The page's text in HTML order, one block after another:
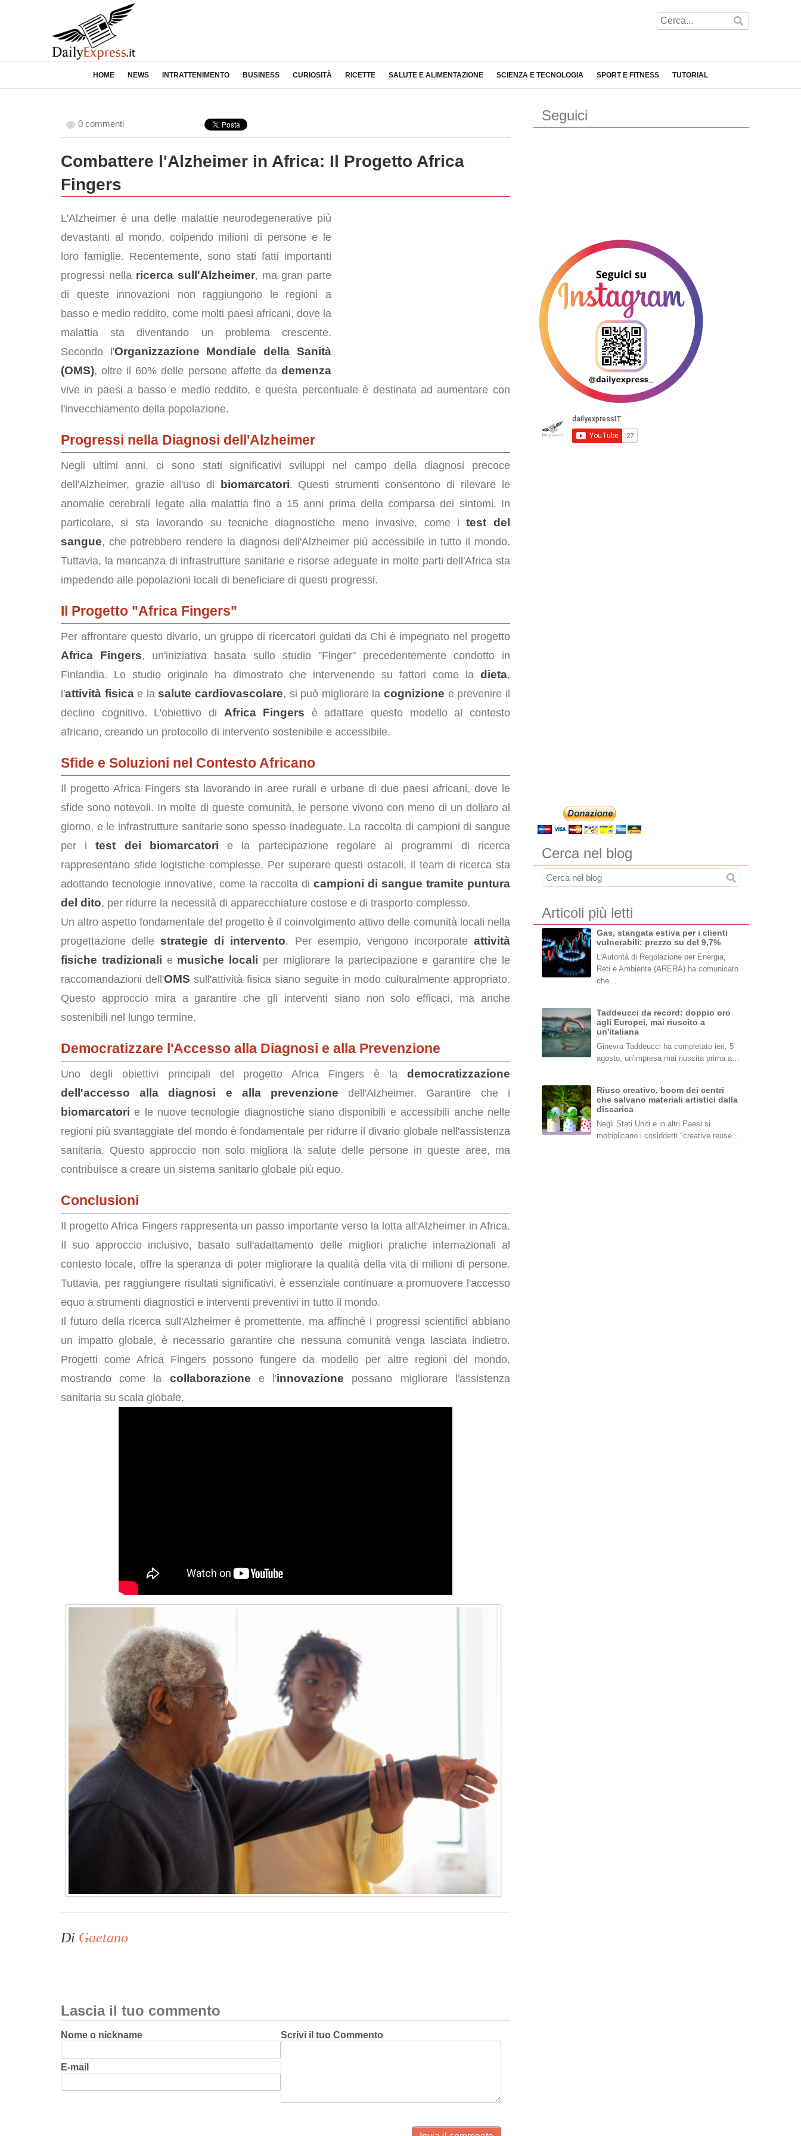
HOME NEWS INTRATTENIMENTO BUSINESS CURIOSITÀ RICETTE SALUTE E ALIMENTAZIONE SCIENZA E TECNOLOGIA SPORT E FITNESS TUTORIAL
0 commenti
Combattere l'Alzheimer in Africa: Il Progetto Africa
Fingers
L'Alzheimer è una delle malattie neurodegenerative più
devastanti al mondo, colpendo milioni di persone e le
loro famiglie. Recentemente, sono stati fatti importanti
progressi nella ricerca sull'Alzheimer, ma gran parte
di queste innovazioni non raggiungono le regioni a
basso e medio reddito, come molti paesi africani, dove la
malattia sta diventando un problema crescente.
Secondo l'Organizzazione Mondiale della Sanità
(OMS), oltre il 60% delle persone affette da demenza
vive in paesi a basso e medio reddito, e questa percentuale è destinata ad aumentare con
l'invecchiamento della popolazione.
Progressi nella Diagnosi dell'Alzheimer
Negli ultimi anni, ci sono stati significativi sviluppi nel campo della diagnosi precoce
dell'Alzheimer, grazie all'uso di
biomarcatori. Questi strumenti consentono di rilevare le
anomalie cerebrali legate alla malattia fino a 15 anni prima della comparsa dei sintomi. In
particolare, si sta lavorando su tecniche diagnostiche meno invasive, come itest del
sangue, che potrebbero rendere la diagnosi dell'Alzheimer più accessibile in tutto il mondo.
Tuttavia, la mancanza di infrastrutture sanitarie e risorse adeguate in molte parti dell'Africa sta
impedendo alle popolazioni locali di beneficiare di questi progressi.
Il Progetto "Africa Fingers"
Per affrontare questo divario, un gruppo di ricercatori guidati da Chi è impegnato nel progetto
Africa Fingers, un'iniziativa basata sullo studio "Finger" precedentemente condotto in
Finlandia. Lo studio originale ha dimostrato che intervenendo su fattori come la dieta,
l'attività fisicae la salute cardiovascolare, si può migliorare lacognizione e prevenire il
declino cognitivo. L'obiettivo di Africa Fingers è adattare questo modello al contesto
africano, creando un protocollo di intervento sostenibile e accessibile.
Sfide e Soluzioni nel Contesto Africano
Il progetto Africa Fingers sta lavorando in aree rurali e urbane di due paesi africani, dove le
sfide sono notevoli. In molte di queste comunità, le persone vivono con meno di un dollaro al
giorno, e le infrastrutture sanitarie sono spesso inadeguate. La raccolta di campioni di sangue
per itest dei biomarcatori e la partecipazione regolare ai programmi di ricerca
rappresentano sfide logistiche complesse. Per superare questi ostacoli, il team di ricerca sta
adottando tecnologie innovative, come la raccolta dicampioni di sangue tramite puntura
del dito, per ridurre la necessità di apparecchiature costose e di trasporto complesso.
Un altro aspetto fondamentale del progetto è il coinvolgimento attivo delle comunità locali nella
progettazione delle strategie di intervento. Per esempio, vengono incorporate attività
fisiche tradizionali e musiche locali per migliorare la partecipazione e garantire che le
raccomandazioni dell'OMS sull'attività fisica siano seguite in modo culturalmente appropriato.
Questo approccio mira a garantire che gli interventi siano non solo efficaci, ma anche
sostenibili nel lungo termine.
Democratizzare l'Accesso alla Diagnosi e alla Prevenzione
Uno degli obiettivi principali del progetto Africa Fingers è la democratizzazione
dell'accesso alla diagnosi e alla prevenzione dell'Alzheimer. Garantire che i
biomarcatori e le nuove tecnologie diagnostiche siano disponibili e accessibili anche nelle
regioni più svantaggiate del mondo è fondamentale per ridurre il divario globale nell'assistenza
sanitaria. Questo approccio non solo migliora la salute delle persone in queste aree, ma
contribuisce a creare un sistema sanitario globale più equo.
Conclusioni
Il progetto Africa Fingers rappresenta un passo importante verso la lotta all'Alzheimer in Africa.
Il suo approccio inclusivo, basato sull'adattamento delle migliori pratiche internazionali al
contesto locale, offre la speranza di poter migliorare la qualità della vita di milioni di persone.
Tuttavia, per raggiungere risultati significativi, è essenziale continuare a promuovere l'accesso
equo a strumenti diagnostici e interventi preventivi in tutto il mondo.
Il futuro della ricerca sull'Alzheimer è promettente, ma affinché i progressi scientifici abbiano
un impatto globale, è necessario garantire che nessuna comunità venga lasciata indietro.
Progetti come Africa Fingers possono fungere da modello per altre regioni del mondo,
mostrando come la collaborazione e l'innovazione possano migliorare l'assistenza
sanitaria su scala globale.
Di Gaetano
Lascia il tuo commento
Nome o nickname
E-mail
Scrivi il tuo Commento
Seguici
Cerca nel blog
Articoli più letti
Gas, stangata estiva per i clienti
vulnerabili: prezzo su del 9,7%
L'Autorità di Regolazione per Energia,
Reti e Ambiente (ARERA) ha comunicato
che…
Taddeucci da record: doppio oro
agli Europei, mai riuscito a
un'italiana
Ginevra Taddeucci ha completato ieri, 5
agosto, un'impresa mai riuscita prima a…
Riuso creativo, boom dei centri
che salvano materiali artistici dalla
discarica
Negli Stati Uniti e in altri Paesi si
moltiplicano i cosiddetti "creative reuse…